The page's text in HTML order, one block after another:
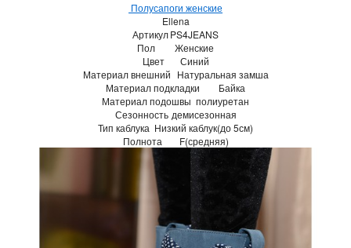
Полусапоги женские
Ellena
АртикулPS4JEANS
Пол
Женские
Цвет
Синий
Материал внешний Натуральная замша
Материал подкладки
Байка
Материал подошвы полиуретан
Сезонность демисезонная
Тип каблука Низкий каблук(до 5см)
Полнота
F(средняя)